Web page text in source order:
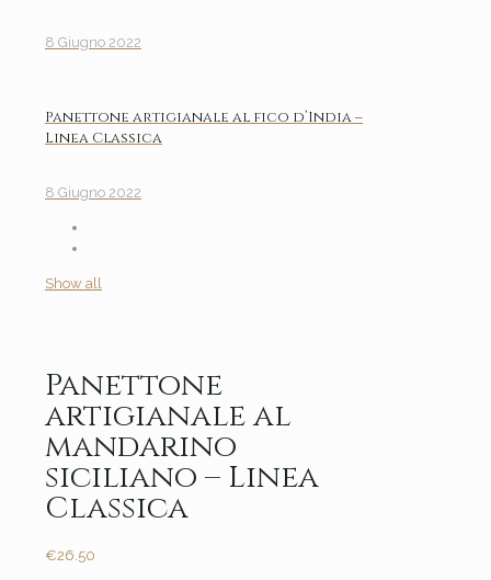
8 Giugno 2022
Panettone artigianale al fico d’India –
Linea Classica
8 Giugno 2022
Show all
Panettone
artigianale al
mandarino
siciliano – Linea
Classica
€26.50